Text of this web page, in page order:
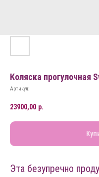
Коляска прогулочная
Артикул:
23900,00 р.
Эта безупречно